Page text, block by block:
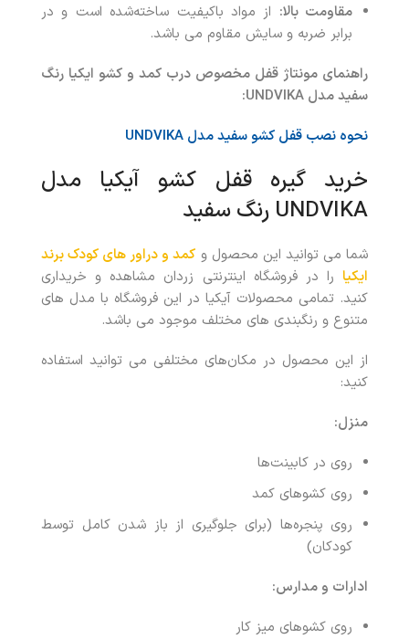
مقاومت بالا: از مواد باکیفیت ساخته‌شده است و در
برابر ضربه و سایش مقاوم می باشد.
راهنمای مونتاژ قفل مخصوص درب کمد و کشو ایکیا رنگ
سفید مدل UNDVIKA:
نحوه نصب قفل کشو سفید مدل UNDVIKA
خرید گیره قفل کشو آیکیا مدل
UNDVIKA رنگ سفید
شما می توانید این محصول و کمد و دراور های کودک برند
ایکیا را در فروشگاه اینترنتی زردان مشاهده و خریداری
کنید. تمامی محصولات آیکیا در این فروشگاه با مدل های
متنوع و رنگبندی های مختلف موجود می باشد.
از این محصول در مکان‌های مختلفی می توانید استفاده
کنید:
منزل:
روی در کابینت‌ها
روی کشوهای کمد
روی پنجره‌ها (برای جلوگیری از باز شدن کامل توسط
کودکان)
ادارات و مدارس:
روی کشوهای میز کار